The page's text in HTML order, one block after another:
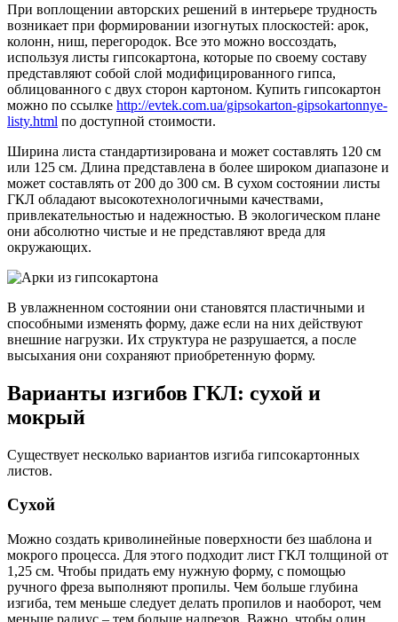
При воплощении авторских решений в интерьере трудность
возникает при формировании изогнутых плоскостей: арок,
колонн, ниш, перегородок. Все это можно воссоздать,
используя листы гипсокартона, которые по своему составу
представляют собой слой модифицированного гипса,
облицованного с двух сторон картоном. Купить гипсокартон
можно по ссылке http://evtek.com.ua/gipsokarton-gipsokartonnye-
listy.html по доступной стоимости.
Ширина листа стандартизирована и может составлять 120 см
или 125 см. Длина представлена в более широком диапазоне и
может составлять от 200 до 300 см. В сухом состоянии листы
ГКЛ обладают высокотехнологичными качествами,
привлекательностью и надежностью. В экологическом плане
они абсолютно чистые и не представляют вреда для
окружающих.
В увлажненном состоянии они становятся пластичными и
способными изменять форму, даже если на них действуют
внешние нагрузки. Их структура не разрушается, а после
высыхания они сохраняют приобретенную форму.
Варианты изгибов ГКЛ: сухой и
мокрый
Существует несколько вариантов изгиба гипсокартонных
листов.
Сухой
Можно создать криволинейные поверхности без шаблона и
мокрого процесса. Для этого подходит лист ГКЛ толщиной от
1,25 см. Чтобы придать ему нужную форму, с помощью
ручного фреза выполняют пропилы. Чем больше глубина
изгиба, тем меньше следует делать пропилов и наоборот, чем
меньше радиус – тем больше надрезов. Важно, чтобы один